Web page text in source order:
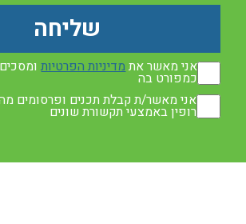
אני מאשר אתמדיניות הפרטיות
כמפורט בה
אני מאשר/ת קבלת תכנים ופרסומים
רופין באמצעי תקשורת שונים
שליחה